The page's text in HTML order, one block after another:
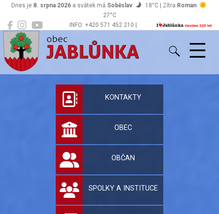
INFO: +420 571 452 210 |
Dnes je 8. srpna 2026 a svátek má Soběslav 18°C | Zítra Roman
27°C
Jablůnka
Oficiální stránky
KONTAKTY
OBEC
OBČAN
SPOLKY A INSTITUCE